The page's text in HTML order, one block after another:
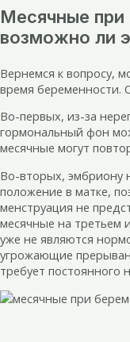
Месячные при
возможно ли
Вернемся к вопросу,
время беременности.
Во-первых, из-за
гормональный фон
месячные могут
Во-вторых, эмбриону
положение в матке,
менструация не
месячные на третьем
уже не являются
угрожающие
требует постоянного